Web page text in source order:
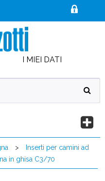
I MIEI DATI
>
Inserti per camini ad
in ghisa C3/70